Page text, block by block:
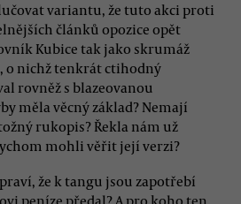
variantu, že tuto akci proti
článků opozice opět
Kubice tak jako skrumáž
nichž tenkrát ctihodný
rovněž s blazeovanou
měla věcný základ? Nemají
rukopis? Řekla nám už
mohli věřit její verzi?
že k tangu jsou zapotřebí
peníze předal? A pro koho ten,